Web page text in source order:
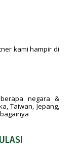
kami hampir di
negara &
Taiwan, Jepang,